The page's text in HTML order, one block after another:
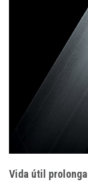
Vida útil